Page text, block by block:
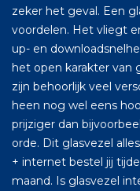
zeker het geval. Een
voordelen. Het vliegt
up- en
het open karakter van
zijn behoorlijk veel
heen nog wel eens
prijziger dan
orde. Dit glasvezel
+ internet bestel jij
maand. Is glasvezel